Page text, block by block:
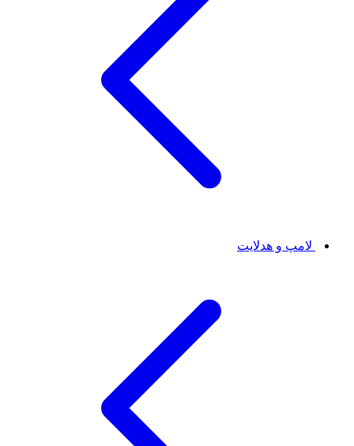
لامپ و هدلایت